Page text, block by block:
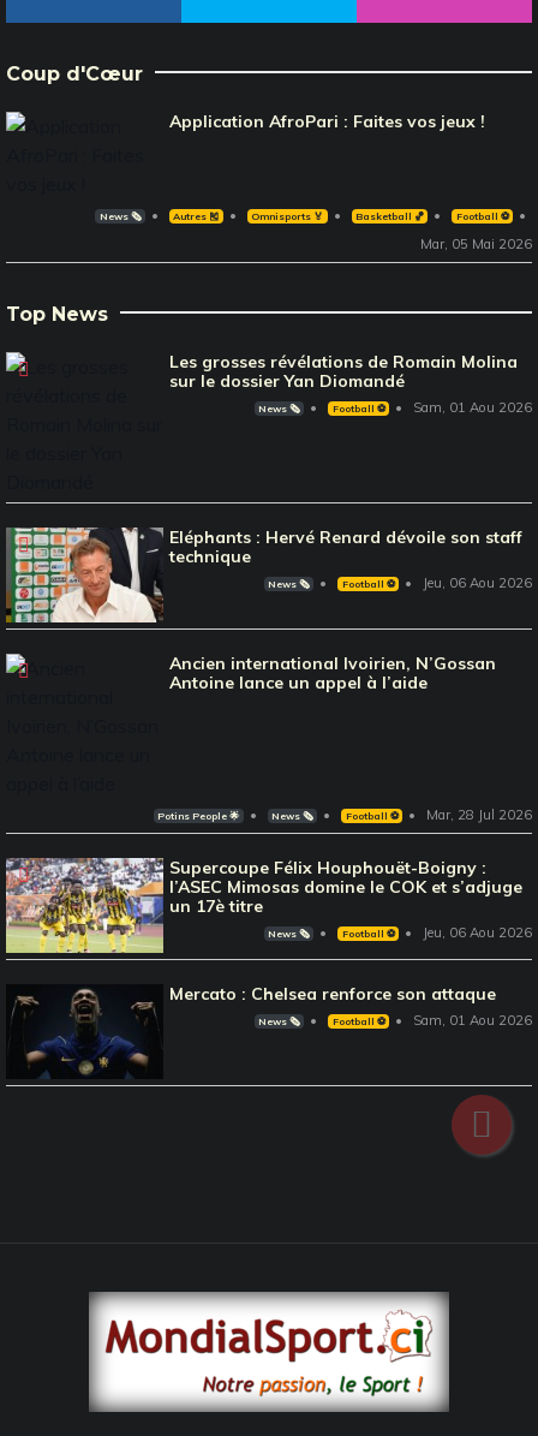
Coup d'Cœur
Application AfroPari : Faites vos jeux !
News 🗞️ Autres 🎽 Omnisports 🏅 Basketball 🏀 Football ⚽️
Mar, 05 Mai 2026
Top News
Les grosses révélations de Romain Molina
sur le dossier Yan Diomandé
News 🗞️ Football ⚽️ Sam, 01 Aou 2026
Eléphants : Hervé Renard dévoile son staff
technique
News 🗞️ Football ⚽️ Jeu, 06 Aou 2026
Ancien international Ivoirien, N’Gossan
Antoine lance un appel à l’aide
Potins People 🌟 News 🗞️ Football ⚽️ Mar, 28 Jul 2026
Supercoupe Félix Houphouët-Boigny :
l’ASEC Mimosas domine le COK et s’adjuge
un 17è titre
News 🗞️ Football ⚽️ Jeu, 06 Aou 2026
Mercato : Chelsea renforce son attaque
News 🗞️ Football ⚽️ Sam, 01 Aou 2026